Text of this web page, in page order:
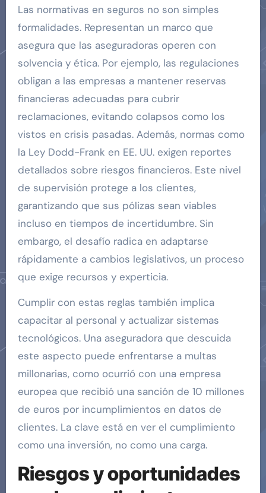
Las normativas en seguros no son simples
formalidades. Representan un marco que
asegura que las aseguradoras operen con
solvencia y ética. Por ejemplo, las regulaciones
obligan a las empresas a mantener reservas
financieras adecuadas para cubrir
reclamaciones, evitando colapsos como los
vistos en crisis pasadas. Además, normas como
la Ley Dodd-Frank en EE. UU. exigen reportes
detallados sobre riesgos financieros. Este nivel
de supervisión protege a los clientes,
garantizando que sus pólizas sean viables
incluso en tiempos de incertidumbre. Sin
embargo, el desafío radica en adaptarse
rápidamente a cambios legislativos, un proceso
que exige recursos y experticia.
Cumplir con estas reglas también implica
capacitar al personal y actualizar sistemas
tecnológicos. Una aseguradora que descuida
este aspecto puede enfrentarse a multas
millonarias, como ocurrió con una empresa
europea que recibió una sanción de 10 millones
de euros por incumplimientos en datos de
clientes. La clave está en ver el cumplimiento
como una inversión, no como una carga.
Riesgos y oportunidades